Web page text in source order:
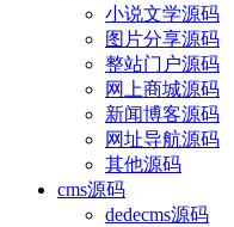
小说文学源码
图片分享源码
整站门户源码
网上商城源码
新闻博客源码
网址导航源码
其他源码
cms源码
dedecms源码